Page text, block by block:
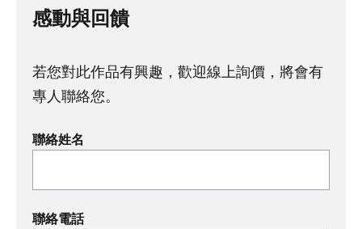
感動與回饋
若您對此作品有興趣，歡迎線上詢價，將會有
專人聯絡您。
聯絡姓名
聯絡電話